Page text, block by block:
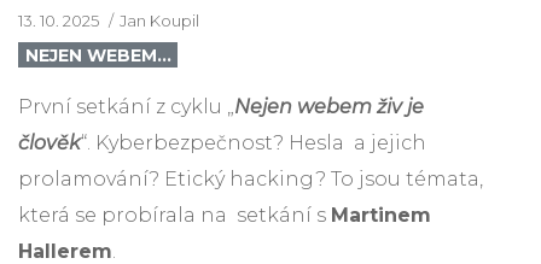
13. 10. 2025 Jan Koupil
NEJEN WEBEM…
První setkání z cyklu „ Nejen webem živ je
člověk“. Kyberbezpečnost? Hesla a jejich
prolamování? Etický hacking? To jsou témata,
která se probírala na setkání s Martinem
Hallerem